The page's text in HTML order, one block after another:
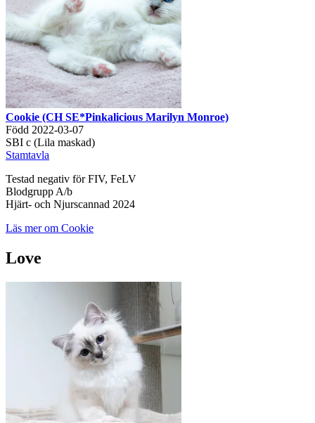
Cookie (CH SE*Pinkalicious Marilyn Monroe)
Född 2022-03-07
SBI c (Lila maskad)
Stamtavla
Testad negativ för FIV, FeLV
Blodgrupp A/b
Hjärt- och Njurscannad 2024
Läs mer om Cookie
Love